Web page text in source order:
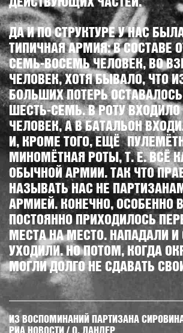
ДА И ПО СТРУКТУРЕ У НАС
ТИПИЧНАЯ АРМИЯ: В СОСТАВЕ
СЕМЬ-ВОСЕМЬ ЧЕЛОВЕК, ВО
ЧЕЛОВЕК, ХОТЯ БЫВАЛО, ЧТО
БОЛЬШИХ ПОТЕРЬ
ШЕСТЬ-СЕМЬ. В РОТУ ВХОДИЛО
ЧЕЛОВЕК, А В БАТАЛЬОН
И, КРОМЕ ТОГО, ЕЩЁ
МИНОМЁТНАЯ РОТЫ, Т. Е. ВСЁ
ОБЫЧНОЙ АРМИИ. ТАК ЧТО
НАЗЫВАТЬ НАС НЕ
АРМИЕЙ. КОНЕЧНО, ОСОБЕННО
ПОСТОЯННО ПРИХОДИЛОСЬ
МЕСТА НА МЕСТО. НАПАДАЛИ И
УХОДИЛИ. НО ПОТОМ, КОГДА
МОГЛИ ДОЛГО НЕ СДАВАТЬ
ИЗ ВОСПОМИНАНИЙ ПАРТИЗАНА
РИА НОВОСТИ / О. ЛАНДЕР